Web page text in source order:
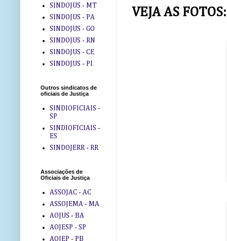
VEJA AS FOTOS:
SINDOJUS - MT
SINDOJUS - PA
SINDOJUS - GO
SINDOJUS - RN
SINDOJUS - CE
SINDOJUS - PI
Outros sindicatos de
oficiais de Justiça
SINDIOFICIAIS -
SP
SINDIOFICIAIS -
ES
SINDOJERR - RR
Associações de
Oficiais de Justiça
ASSOJAC - AC
ASSOJEMA - MA
AOJUS - BA
AOJESP - SP
AOJEP - PB